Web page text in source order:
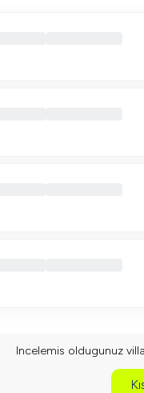
Incelemis oldugunuz